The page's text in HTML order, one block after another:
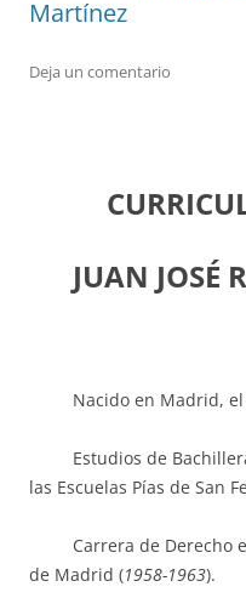
Martínez
Deja un comentario
JUAN JOSÉ
Nacido en Madrid,
Estudios de
las Escuelas Pías de San
Carrera de Derecho
de Madrid (1958-1963).